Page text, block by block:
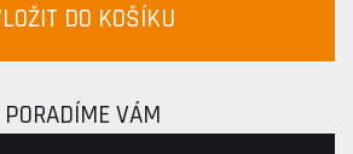
DO KOŠÍKU
VÁM